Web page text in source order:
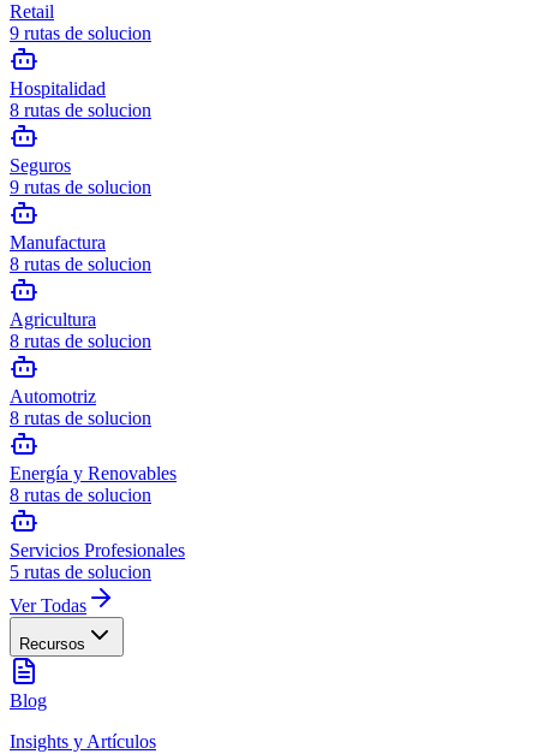
Retail
9 rutas de solucion
Hospitalidad
8 rutas de solucion
Seguros
9 rutas de solucion
Manufactura
8 rutas de solucion
Agricultura
8 rutas de solucion
Automotriz
8 rutas de solucion
Energía y Renovables
8 rutas de solucion
Servicios Profesionales
5 rutas de solucion
Ver Todas
Recursos
Blog
Insights y Artículos